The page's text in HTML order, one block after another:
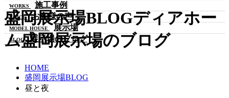
WORKS 施工事例
VOICE お客様の声
MODEL HOUSE 展示場
BLOG 展示場のブログ
盛岡展示場BLOGディアホー
ム盛岡展示場のブログ
HOME
盛岡展示場BLOG
昼と夜